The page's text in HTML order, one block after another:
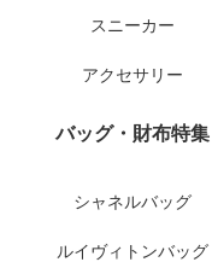
スニーカー
アクセサリー
バッグ・財布特集
シャネルバッグ
ルイヴィトンバッグ